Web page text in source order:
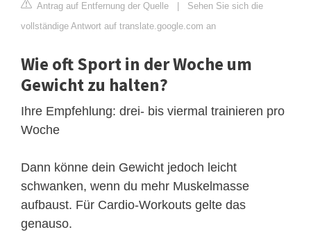
Antrag auf Entfernung der Quelle
Sehen Sie sich die
vollständige Antwort auf translate.google.com an
Wie oft Sport in der Woche um
Gewicht zu halten?
Ihre Empfehlung: drei- bis viermal trainieren pro
Woche
Dann könne dein Gewicht jedoch leicht
schwanken, wenn du mehr Muskelmasse
aufbaust. Für Cardio-Workouts gelte das
genauso.